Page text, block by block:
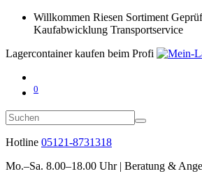
Willkommen Riesen Sortiment
Kaufabwicklung Transportservice
Lagercontainer kaufen beim Profi
0
Hotline 05121-8731318
Mo.–Sa. 8.00–18.00 Uhr | Beratung &